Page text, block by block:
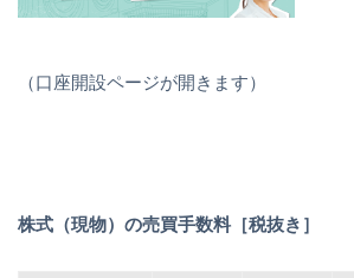
（口座開設ページが開きます）
株式（現物）の売買手数料［税抜き］